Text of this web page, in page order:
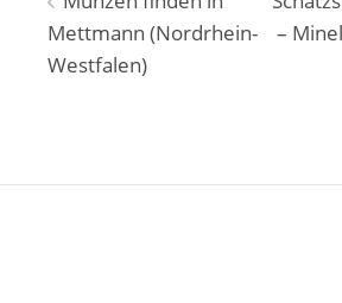
Mettmann (Nordrhein-
Westfalen)
–